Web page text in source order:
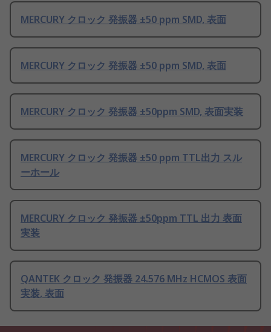
MERCURY クロック 発振器 ±50 ppm SMD, 表面
MERCURY クロック 発振器 ±50 ppm SMD, 表面
MERCURY クロック 発振器 ±50ppm SMD, 表面実装
MERCURY クロック 発振器 ±50 ppm TTL出力 スル
ーホール
MERCURY クロック 発振器 ±50ppm TTL 出力 表面
実装
QANTEK クロック 発振器 24.576 MHz HCMOS 表面
実装, 表面